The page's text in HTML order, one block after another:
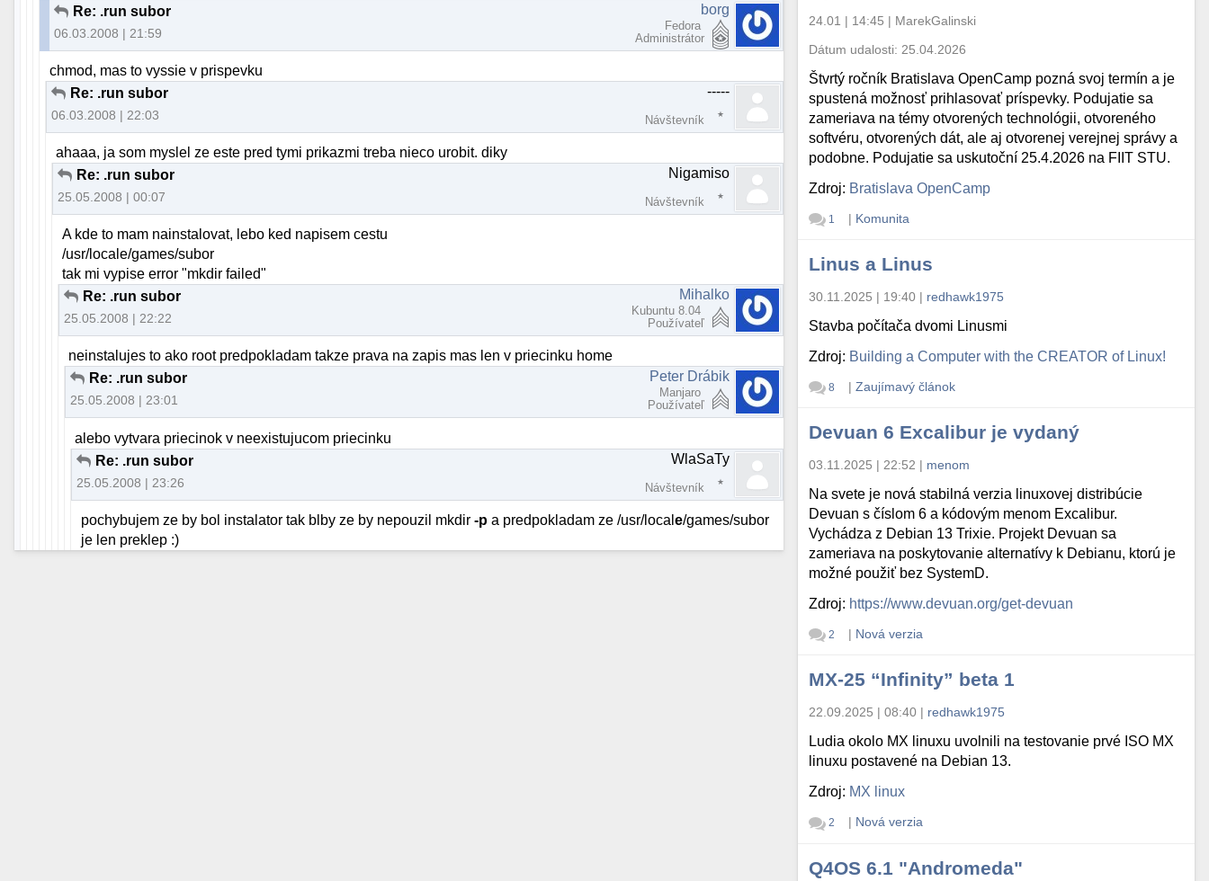
Re: .run subor
06.03.2008 | 21:59
borg
Fedora
Administrátor
chmod, mas to vyssie v prispevku
Re: .run subor
06.03.2008 | 22:03
-----
Návštevník
ahaaa, ja som myslel ze este pred tymi prikazmi treba nieco urobit. diky
Re: .run subor
25.05.2008 | 00:07
Nigamiso
Návštevník
A kde to mam nainstalovat, lebo ked napisem cestu
/usr/locale/games/subor
tak mi vypise error "mkdir failed"
Re: .run subor
25.05.2008 | 22:22
Mihalko
Kubuntu 8.04
Používateľ
neinstalujes to ako root predpokladam takze prava na zapis mas len v priecinku home
Re: .run subor
25.05.2008 | 23:01
Peter Drábik
Manjaro
Používateľ
alebo vytvara priecinok v neexistujucom priecinku
Re: .run subor
25.05.2008 | 23:26
WlaSaTy
Návštevník
pochybujem ze by bol instalator tak blby ze by nepouzil mkdir-p a predpokladam ze /usr/locale/games/subor
je len preklep :)
24.01 | 14:45 | MarekGalinski
Dátum udalosti: 25.04.2026
Štvrtý ročník Bratislava OpenCamp pozná svoj termín a je
spustená možnosť prihlasovať príspevky. Podujatie sa
zameriava na témy otvorených technológii, otvoreného
softvéru, otvorených dát, ale aj otvorenej verejnej správy a
podobne. Podujatie sa uskutoční 25.4.2026 na FIIT STU.
Zdroj: Bratislava OpenCamp
1 | Komunita
Linus a Linus
30.11.2025 | 19:40 | redhawk1975
Stavba počítača dvomi Linusmi
Zdroj: Building a Computer with the CREATOR of Linux!
8 | Zaujímavý článok
Devuan 6 Excalibur je vydaný
03.11.2025 | 22:52 | menom
Na svete je nová stabilná verzia linuxovej distribúcie
Devuan s číslom 6 a kódovým menom Excalibur.
Vychádza z Debian 13 Trixie. Projekt Devuan sa
zameriava na poskytovanie alternatívy k Debianu, ktorú je
možné použiť bez SystemD.
Zdroj: https://www.devuan.org/get-devuan
2 | Nová verzia
MX-25 “Infinity” beta 1
22.09.2025 | 08:40 | redhawk1975
Ludia okolo MX linuxu uvolnili na testovanie prvé ISO MX
linuxu postavené na Debian 13.
Zdroj: MX linux
2 | Nová verzia
Q4OS 6.1 "Andromeda"